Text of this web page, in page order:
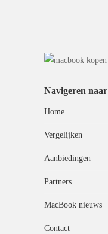
Navigeren naar
Home
Vergelijken
Aanbiedingen
Partners
MacBook nieuws
Contact